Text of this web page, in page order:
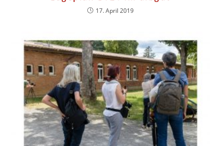
17. April 2019